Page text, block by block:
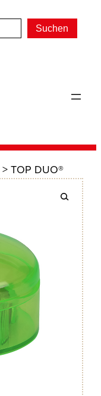
Suchen
> TOP DUO®